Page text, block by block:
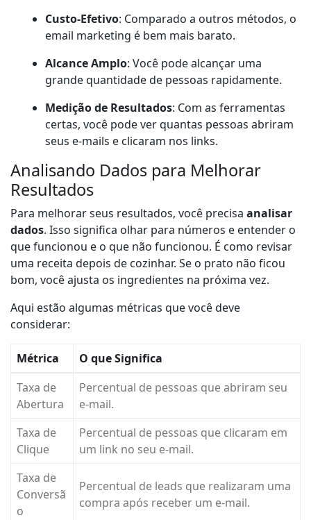
Custo-Efetivo: Comparado a outros métodos, o
email marketing é bem mais barato.
Alcance Amplo: Você pode alcançar uma
grande quantidade de pessoas rapidamente.
Medição de Resultados: Com as ferramentas
certas, você pode ver quantas pessoas abriram
seus e-mails e clicaram nos links.
Analisando Dados para Melhorar
Resultados
Para melhorar seus resultados, você precisa analisar
dados. Isso significa olhar para números e entender o
que funcionou e o que não funcionou. É como revisar
uma receita depois de cozinhar. Se o prato não ficou
bom, você ajusta os ingredientes na próxima vez.
Aqui estão algumas métricas que você deve
considerar:
Métrica
O que Significa
Taxa de
Abertura
Percentual de pessoas que abriram seu
e-mail.
Taxa de
Clique
Percentual de pessoas que clicaram em
um link no seu e-mail.
Taxa de
Conversã
o
Percentual de leads que realizaram uma
compra após receber um e-mail.